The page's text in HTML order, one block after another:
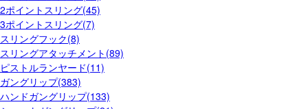
2ポイントスリング(45)
3ポイントスリング(7)
スリングフック(8)
スリングアタッチメント(89)
ピストルランヤード(11)
ガングリップ(383)
ハンドガングリップ(133)